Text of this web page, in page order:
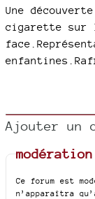
Une
cigarette sur
Ajouter un
Ce forum est
n’apparaîtra